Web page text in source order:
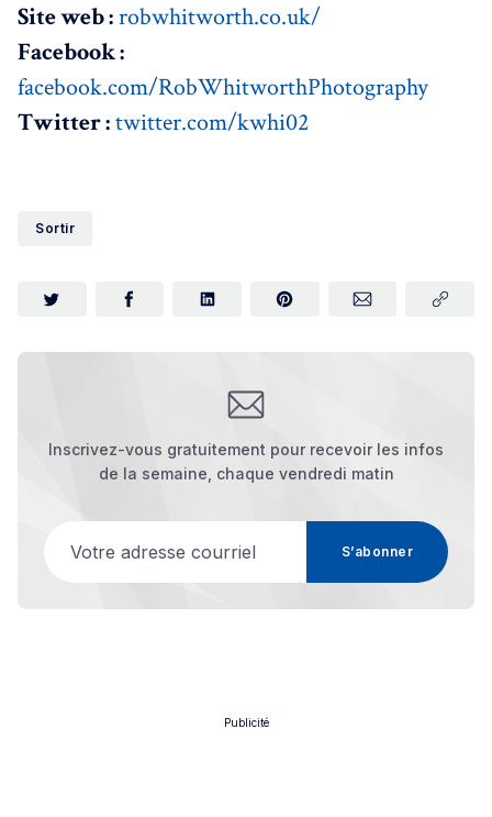
Site web :robwhitworth.co.uk/
Facebook :
facebook.com/RobWhitworthPhotography
Twitter :twitter.com/kwhi02
Sortir
Inscrivez-vous gratuitement pour recevoir les infos
de la semaine, chaque vendredi matin
S’abonner
Publicité